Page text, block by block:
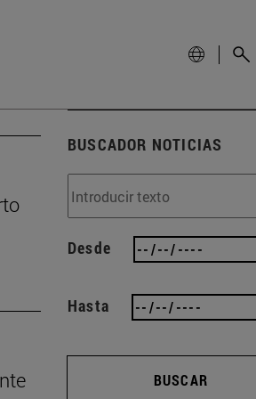
BUSCADOR NOTICIAS
Desde
Hasta
BUSCAR